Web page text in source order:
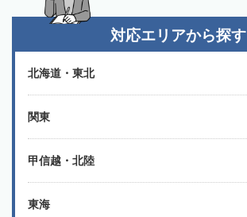
対応エリアから探す
北海道・東北
関東
甲信越・北陸
東海